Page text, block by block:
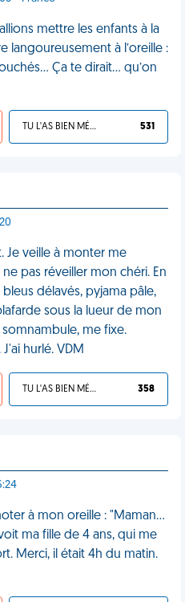
mettre les enfants à la
langoureusement à l’oreille :
Ça te dirait… qu’on
TU L'AS BIEN MÉRITÉ 531
Je veille à monter me
pas réveiller mon chéri. En
délavés, pyjama pâle,
sous la lueur de mon
me fixe.
hurlé. VDM
TU L'AS BIEN MÉRITÉ 358
à mon oreille : "Maman…
ma fille de 4 ans, qui me
Merci, il était 4h du matin.